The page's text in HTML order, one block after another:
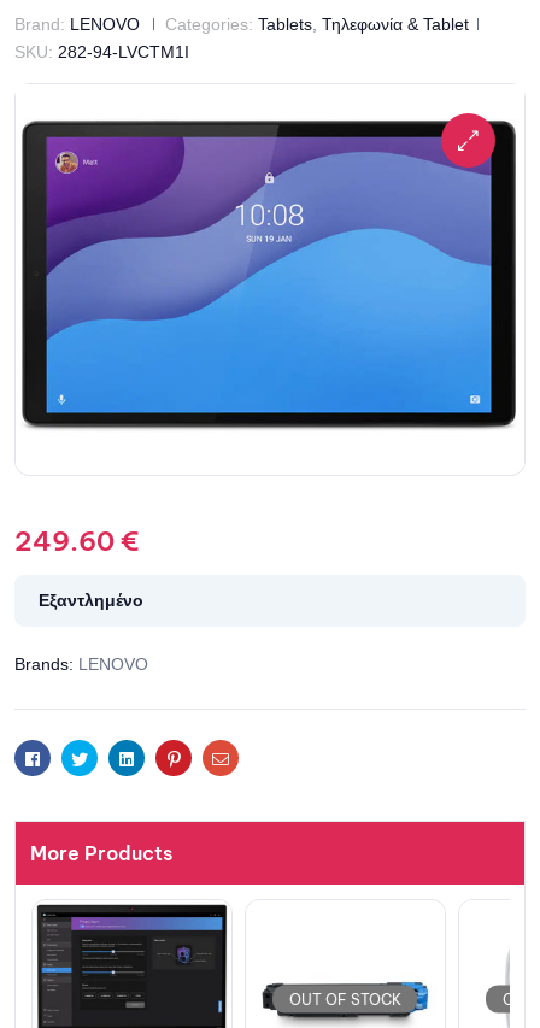
Brand: LENOVO Categories: Tablets Τηλεφωνία & Tablet
SKU: 282-94-LVCTM1I
249.60€
Εξαντλημένο
Brands: LENOVO
FacebookTwitterLinkedinPinterestEmail
More Products
OUT OF STOCK OUT